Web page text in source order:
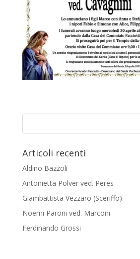
Articoli recenti
Aldino Bazzoli
Antonietta Polver ved. Peres
Giambattista Vezzaro (Sceriffo)
Noemi Paroni ved. Marconi
Ferdinando Grossi